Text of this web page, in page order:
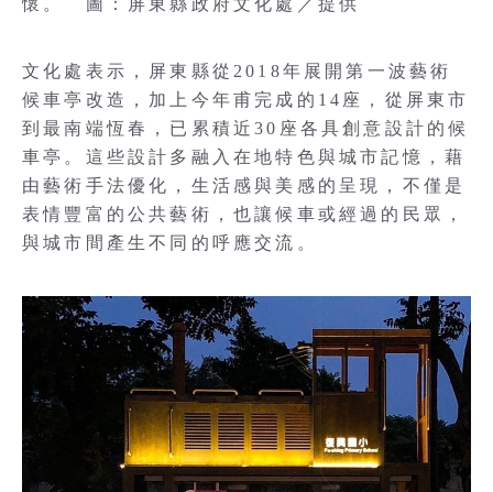
懷。 圖：屏東縣政府文化處／提供
文化處表示，屏東縣從2018年展開第一波藝術
候車亭改造，加上今年甫完成的14座，從屏東市
到最南端恆春，已累積近30座各具創意設計的候
車亭。這些設計多融入在地特色與城市記憶，藉
由藝術手法優化，生活感與美感的呈現，不僅是
表情豐富的公共藝術，也讓候車或經過的民眾，
與城市間產生不同的呼應交流。